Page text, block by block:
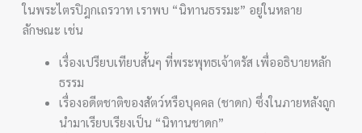
ในพระไตรปิฎกเถรวาท เราพบ “นิทานธรรมะ” อยู่ในหลาย
ลักษณะ เช่น
เรื่องเปรียบเทียบสั้นๆ ที่พระพุทธเจ้าตรัส เพื่ออธิบายหลัก
ธรรม
เรื่องอดีตชาติของสัตว์หรือบุคคล (ชาดก) ซึ่งในภายหลังถูก
นำมาเรียบเรียงเป็น “นิทานชาดก”